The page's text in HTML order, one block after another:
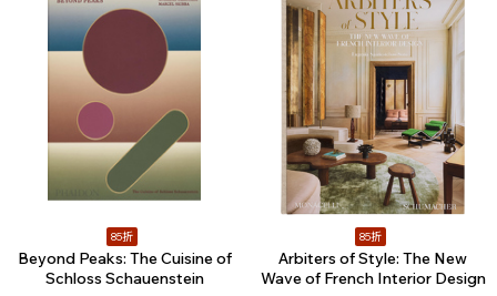
85折
Beyond Peaks: The Cuisine of
Schloss Schauenstein
85折
Arbiters of Style: The New
Wave of French Interior Design